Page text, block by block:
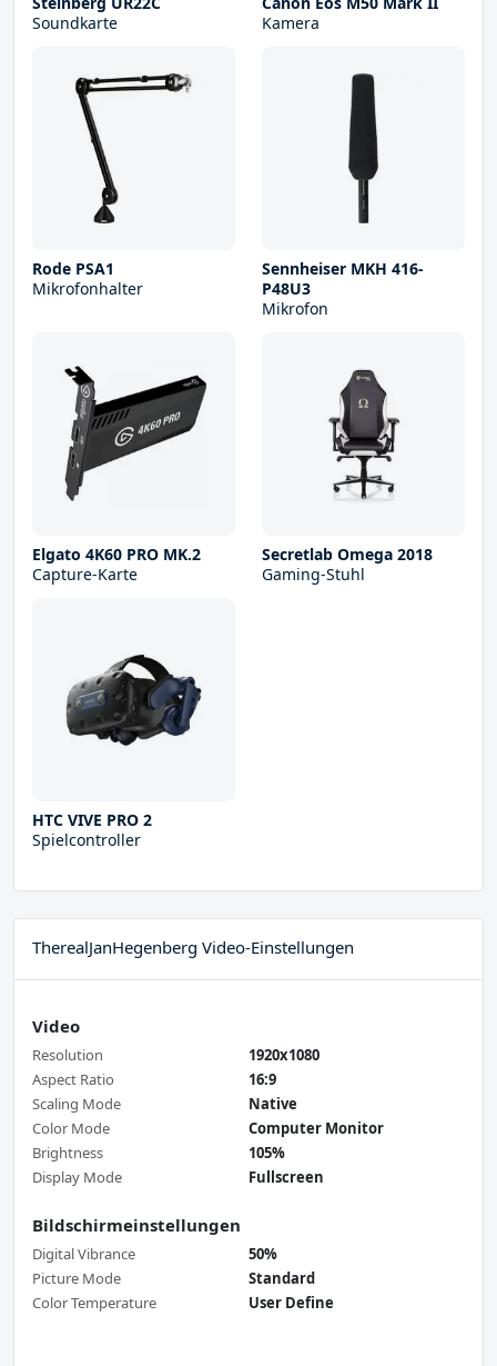
Soundkarte
Kamera
Rode PSA1
Mikrofonhalter
Sennheiser MKH 416-
P48U3
Mikrofon
Elgato 4K60 PRO MK.2
Capture-Karte
Secretlab Omega 2018
Gaming-Stuhl
HTC VIVE PRO 2
Spielcontroller
TherealJanHegenberg Video-Einstellungen
Video
Resolution
1920x1080
Aspect Ratio
16:9
Scaling Mode
Native
Color Mode
Computer Monitor
Brightness
105%
Display Mode
Fullscreen
Bildschirmeinstellungen
Digital Vibrance
50%
Picture Mode
Standard
Color Temperature
User Define